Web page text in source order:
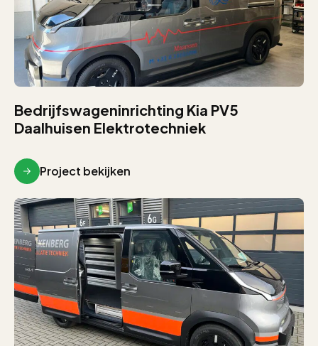
Bedrijfswageninrichting Kia PV5
Daalhuisen Elektrotechniek
Project bekijken